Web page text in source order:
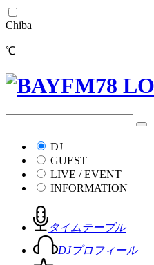
Chiba
℃
DJ
GUEST
LIVE / EVENT
INFORMATION
タイムテーブル
DJプロフィール